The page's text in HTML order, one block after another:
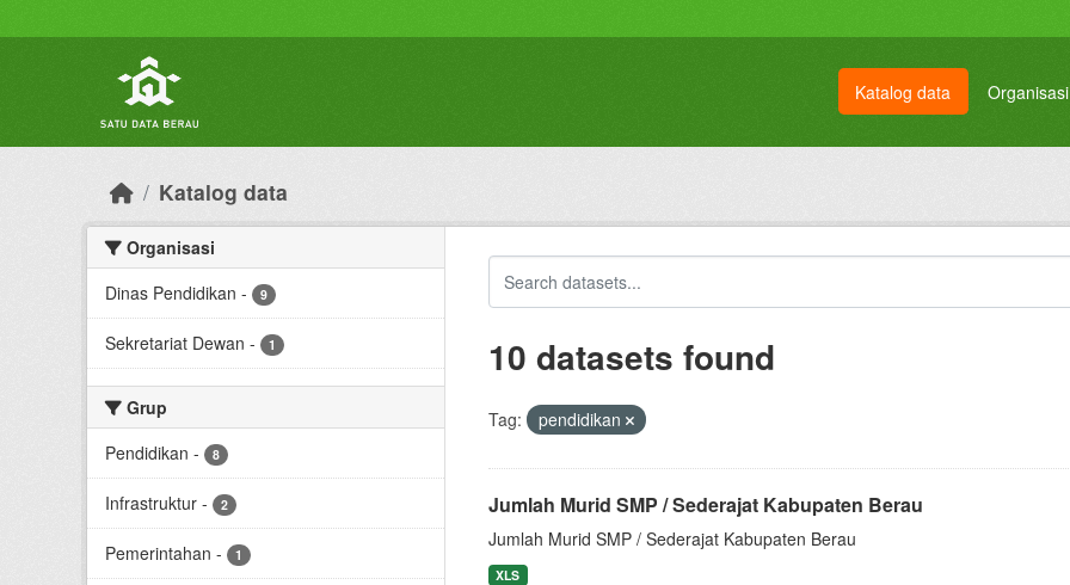
Katalog data Organisasi
Katalog data
Organisasi
Dinas Pendidikan - 9
Sekretariat Dewan - 1
Grup
Pendidikan - 8
Infrastruktur - 2
Pemerintahan - 1
10 datasets found
Tag: pendidikan
Jumlah Murid SMP / Sederajat Kabupaten Berau
Jumlah Murid SMP / Sederajat Kabupaten Berau
XLS